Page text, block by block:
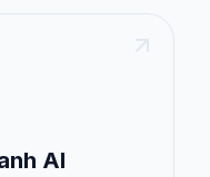
AI